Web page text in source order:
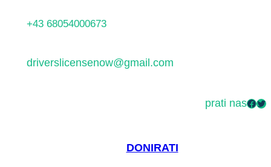
+43 68054000673
driverslicensenow@gmail.com
prati nasFacebook Twitter
DONIRATI